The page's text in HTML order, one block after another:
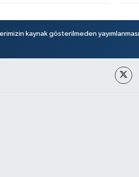
kaynak gösterilmeden yayımlanması